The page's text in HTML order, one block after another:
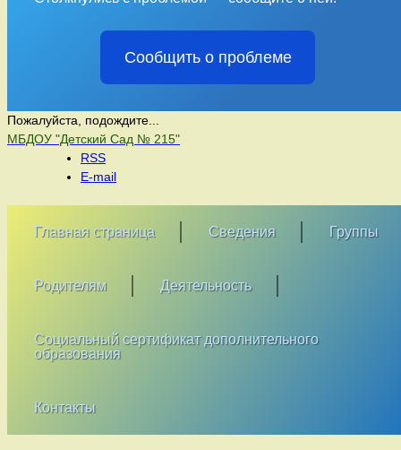
Сообщить о проблеме
Пожалуйста, подождите...
Перейти
содержимому
МБДОУ "Детский Сад № 215"
RSS
E-mail
Главная страница Сведения Группы
Родителям Деятельность
Социальный сертификат дополнительного
образования
Контакты